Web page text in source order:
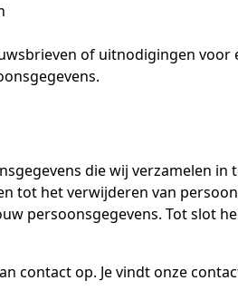
of uitnodigingen
die wij verzamelen
tot het verwijderen van
persoonsgegevens. Tot slot
contact op. Je vindt onze